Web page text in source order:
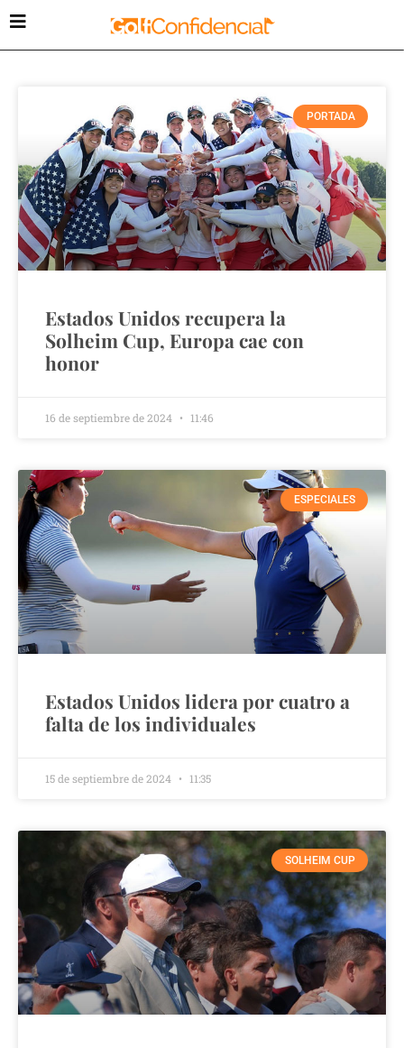
PORTADA
Estados Unidos recupera la
Solheim Cup, Europa cae con
honor
16 de septiembre de 2024 11:46
ESPECIALES
Estados Unidos lidera por cuatro a
falta de los individuales
15 de septiembre de 2024 11:35
SOLHEIM CUP